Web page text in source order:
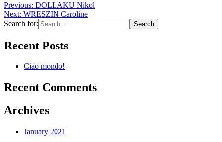
Previous: DOLLAKU Nikol
Next: WRESZIN Caroline
Search for:
Recent Posts
Ciao mondo!
Recent Comments
Archives
January 2021